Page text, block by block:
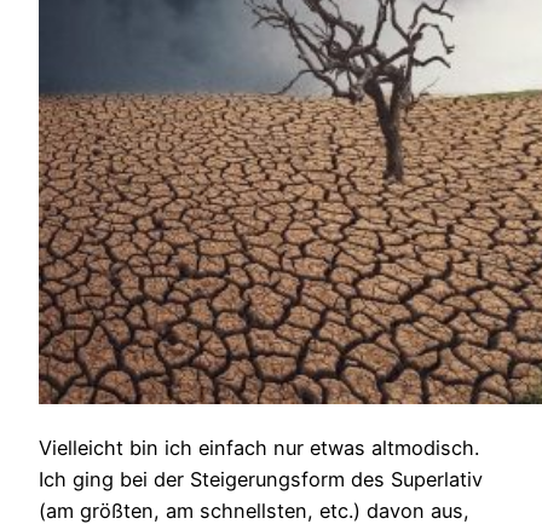
Vielleicht bin ich einfach nur etwas altmodisch.
Ich ging bei der Steigerungsform des Superlativ
(am größten, am schnellsten, etc.) davon aus,